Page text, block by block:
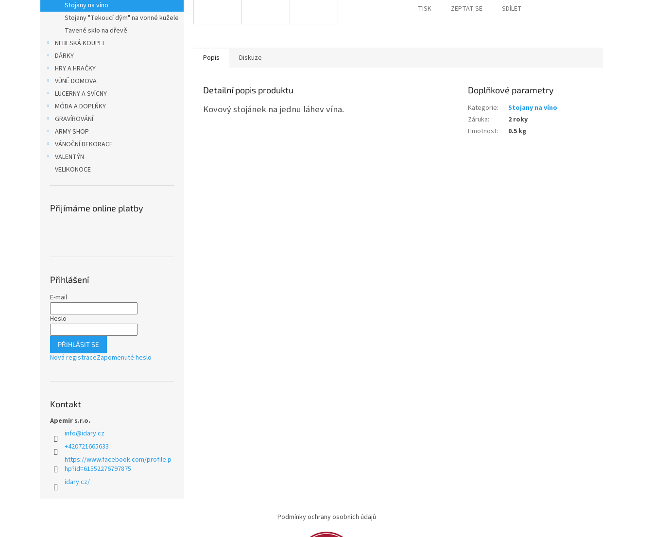
Stojany na víno
Stojany "Tekoucí dým" na vonné kužele
Tavené sklo na dřevě
NEBESKÁ KOUPEL
DÁRKY
HRY A HRAČKY
VŮNĚ DOMOVA
LUCERNY A SVÍCNY
MÓDA A DOPLŇKY
GRAVÍROVÁNÍ
ARMY-SHOP
VÁNOČNÍ DEKORACE
VALENTÝN
VELIKONOCE
Přijímáme online platby
Přihlášení
E-mail
Heslo
PŘIHLÁSIT SE
Nová registraceZapomenuté heslo
Kontakt
Apemir s.r.o.
info@idary.cz
+420721665633
https://www.facebook.com/profile.p
hp?id=61552276797875
idary.cz/
TISK ZEPTAT SE SDÍLET
Popis Diskuze
Detailní popis produktu
Kovový stojánek na jednu láhev vína.
Doplňkové parametry
Kategorie:
Stojany na víno
Záruka:
2 roky
Hmotnost: 0.5 kg
Podmínky ochrany osobních údajů